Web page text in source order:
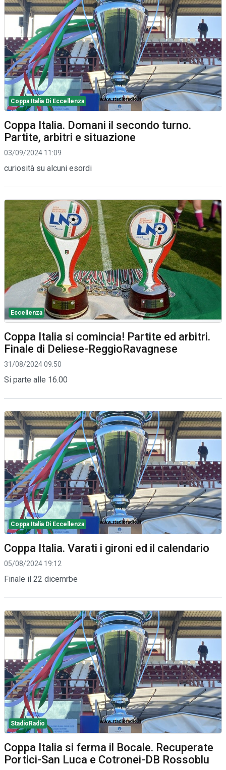
Coppa Italia Di Eccellenza
Coppa Italia. Domani il secondo turno.
Partite, arbitri e situazione
03/09/2024 11:09
curiosità su alcuni esordi
Eccellenza
Coppa Italia si comincia! Partite ed arbitri.
Finale di Deliese-ReggioRavagnese
31/08/2024 09:50
Si parte alle 16.00
Coppa Italia Di Eccellenza
Coppa Italia. Varati i gironi ed il calendario
05/08/2024 19:12
Finale il 22 dicemrbe
StadioRadio
Coppa Italia si ferma il Bocale. Recuperate
Portici-San Luca e Cotronei-DB Rossoblu